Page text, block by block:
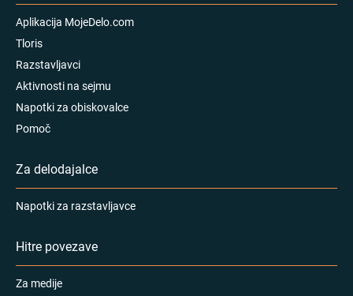
Aplikacija MojeDelo.com
Tloris
Razstavljavci
Aktivnosti na sejmu
Napotki za obiskovalce
Pomoč
Za delodajalce
Napotki za razstavljavce
Hitre povezave
Za medije